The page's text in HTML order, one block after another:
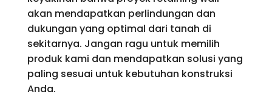
akan mendapatkan perlindungan dan
dukungan yang optimal dari tanah di
sekitarnya. Jangan ragu untuk memilih
produk kami dan mendapatkan solusi yang
paling sesuai untuk kebutuhan konstruksi
Anda.